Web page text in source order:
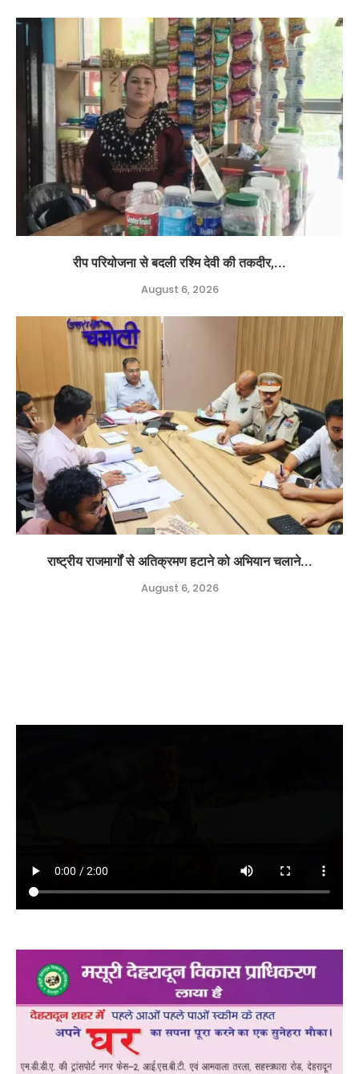
रीप परियोजना से बदली रश्मि देवी की तकदीर,...
August 6, 2026
राष्ट्रीय राजमार्गों से अतिक्रमण हटाने को अभियान चलाने...
August 6, 2026